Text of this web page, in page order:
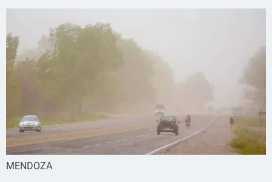
MENDOZA